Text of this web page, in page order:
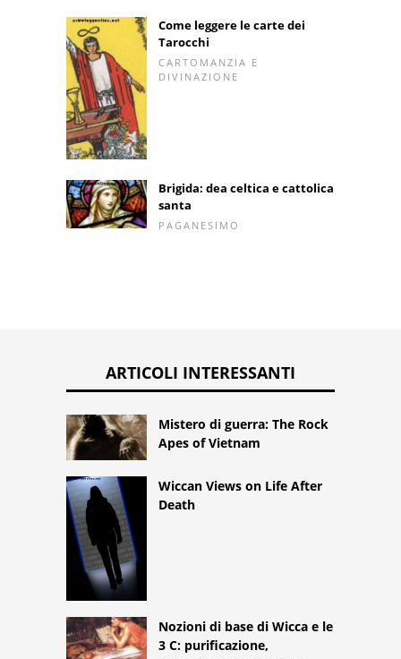
Come leggere le carte dei
Tarocchi
CARTOMANZIA E
DIVINAZIONE
Brigida: dea celtica e cattolica
santa
PAGANESIMO
ARTICOLI INTERESSANTI
Mistero di guerra: The Rock
Apes of Vietnam
Wiccan Views on Life After
Death
Nozioni di base di Wicca e le
3 C: purificazione,